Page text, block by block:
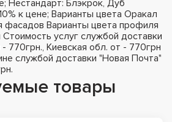
Нестандарт: Блэкрок, Дуб
к цене; Варианты цвета Оракал
фасадов Варианты цвета профиля
услуг службой доставки
Киевская обл. от - 770грн
службой доставки "Новая Почта"
товары